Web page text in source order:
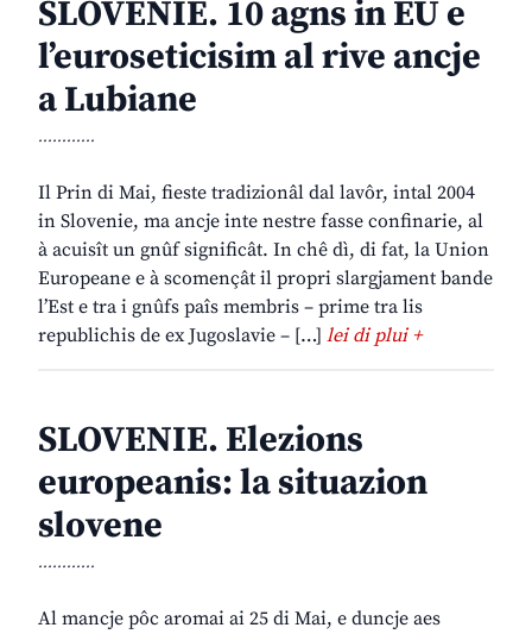
SLOVENIE. 10 agns in EU e
l’euroseticisim al rive ancje
a Lubiane
............
Il Prin di Mai, fieste tradizionâl dal lavôr, intal 2004
in Slovenie, ma ancje inte nestre fasse confinarie, al
à acuisît un gnûf significât. In chê dì, di fat, la Union
Europeane e à scomençât il propri slargjament bande
l’Est e tra i gnûfs paîs membris – prime tra lis
republichis de ex Jugoslavie – […] lei di plui +
SLOVENIE. Elezions
europeanis: la situazion
slovene
............
Al mancje pôc aromai ai 25 di Mai, e duncje aes